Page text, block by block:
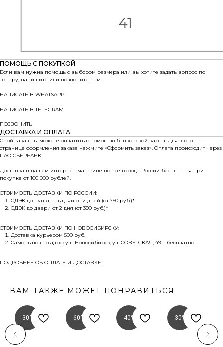
ПОМОЩЬ С ПОКУПКОЙ
Если вам нужна помощь с выбором размера или вы хотите задать вопрос по
товару, напишите или позвоните нам:
НАПИСАТЬ В WHATSAPP
НАПИСАТЬ В TELEGRAM
ПОЗВОНИТЬ
ДОСТАВКА И ОПЛАТА
Свой заказ вы можете оплатить с помощью банковской карты. Для этого на
странице оформления заказа нажмите «Оформить заказ». Оплата происходит через
ПАО СБЕРБАНК.
Доставка в нашем интернет-магазине во все города России бесплатная при
покупке от 100 000 рублей.
СТОИМОСТЬ ДОСТАВКИ ПО РОССИИ:
СДЭК до пункта выдачи от 2 дней (от 250 руб.)*
СДЭК до двери от 2 дня (от 390 руб.)*
СТОИМОСТЬ ДОСТАВКИ ПО НОВОСИБИРСКУ:
Доставка курьером 500 руб.
Самовывоз по адресу г. Новосибирск, ул. СОВЕТСКАЯ, 49 – бесплатно
ПОДРОБНЕЕ ОБ ОПЛАТЕ И ДОСТАВКЕ
ВАМ ТАКЖЕ МОЖЕТ ПОНРАВИТЬСЯ
-30% -60% -40% -30%